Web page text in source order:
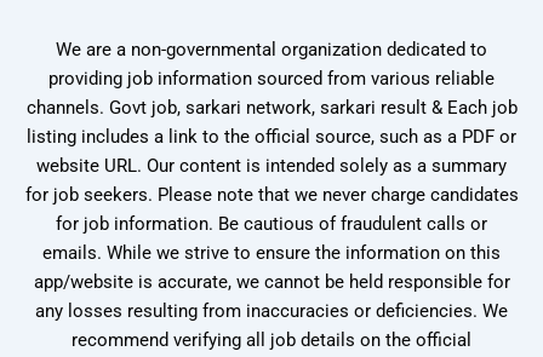
We are a non-governmental organization dedicated to
providing job information sourced from various reliable
channels. Govt job, sarkari network, sarkari result & Each job
listing includes a link to the official source, such as a PDF or
website URL. Our content is intended solely as a summary
for job seekers. Please note that we never charge candidates
for job information. Be cautious of fraudulent calls or
emails. While we strive to ensure the information on this
app/website is accurate, we cannot be held responsible for
any losses resulting from inaccuracies or deficiencies. We
recommend verifying all job details on the official